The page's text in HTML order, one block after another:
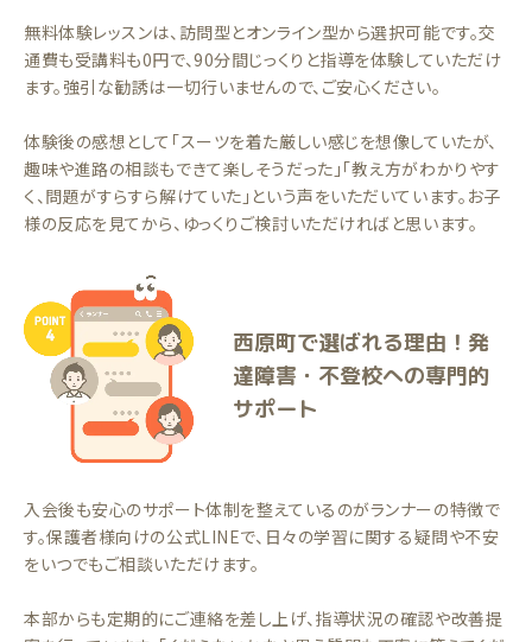
無料体験レッスンは、訪問型とオンライン型から選択可能です。交
通費も受講料も0円で、90分間じっくりと指導を体験していただけ
ます。強引な勧誘は一切行いませんので、ご安心ください。
体験後の感想として「スーツを着た厳しい感じを想像していたが、
趣味や進路の相談もできて楽しそうだった」「教え方がわかりやす
く、問題がすらすら解けていた」という声をいただいています。お子
様の反応を見てから、ゆっくりご検討いただければと思います。
西原町で選ばれる理由！発
達障害・不登校への専門的
サポート
入会後も安心のサポート体制を整えているのがランナーの特徴で
す。保護者様向けの公式LINEで、日々の学習に関する疑問や不安
をいつでもご相談いただけます。
本部からも定期的にご連絡を差し上げ、指導状況の確認や改善提